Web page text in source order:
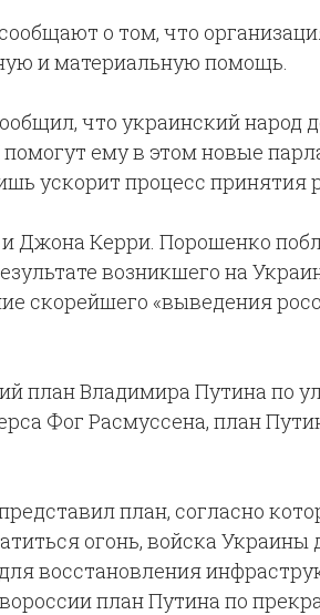
о том, что
и материальную помощь.
что украинский народ
ему в этом новые
ускорит процесс принятия
Джона Керри. Порошенко
возникшего на
скорейшего «выведения
план Владимира Путина по
Фог Расмуссена, план
план, согласно
огонь, войска Украины
восстановления
план Путина по